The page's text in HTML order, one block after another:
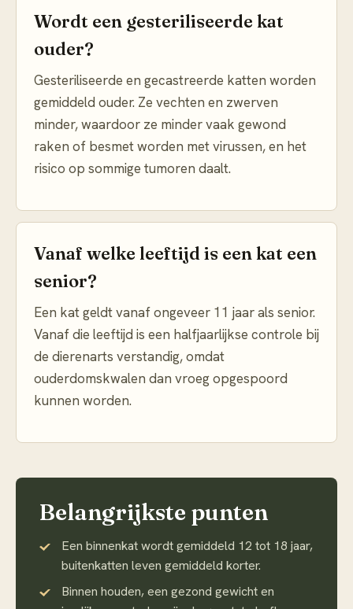
Wordt een gesteriliseerde kat
ouder?
Gesteriliseerde en gecastreerde katten worden
gemiddeld ouder. Ze vechten en zwerven
minder, waardoor ze minder vaak gewond
raken of besmet worden met virussen, en het
risico op sommige tumoren daalt.
Vanaf welke leeftijd is een kat een
senior?
Een kat geldt vanaf ongeveer 11 jaar als senior.
Vanaf die leeftijd is een halfjaarlijkse controle bij
de dierenarts verstandig, omdat
ouderdomskwalen dan vroeg opgespoord
kunnen worden.
Belangrijkste punten
Een binnenkat wordt gemiddeld 12 tot 18 jaar,
buitenkatten leven gemiddeld korter.
Binnen houden, een gezond gewicht en